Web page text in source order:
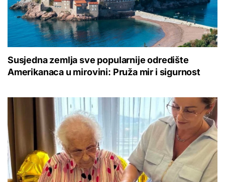
Susjedna zemlja sve popularnije odredište
Amerikanaca u mirovini: Pruža mir i sigurnost